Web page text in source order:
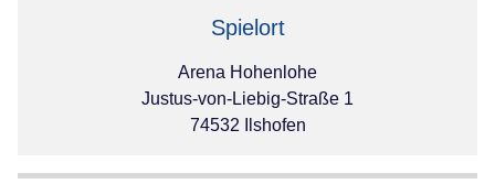
Spielort
Arena Hohenlohe
Justus-von-Liebig-Straße 1
74532 Ilshofen